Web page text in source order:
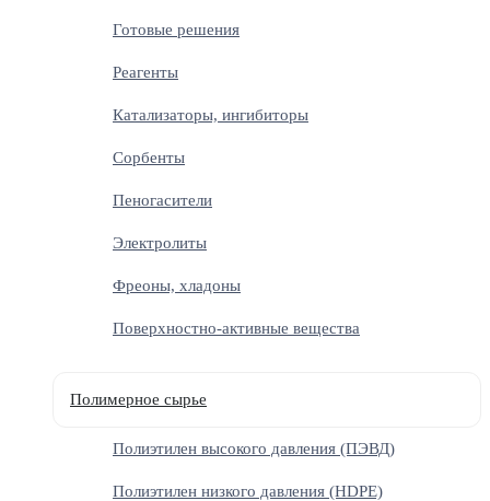
Готовые решения
Реагенты
Катализаторы, ингибиторы
Сорбенты
Пеногасители
Электролиты
Фреоны, хладоны
Поверхностно-активные вещества
Полимерное сырье
Полиэтилен высокого давления (ПЭВД)
Полиэтилен низкого давления (HDPE)